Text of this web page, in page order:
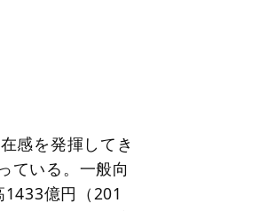
感を発揮してき
ている。一般向
億円（201